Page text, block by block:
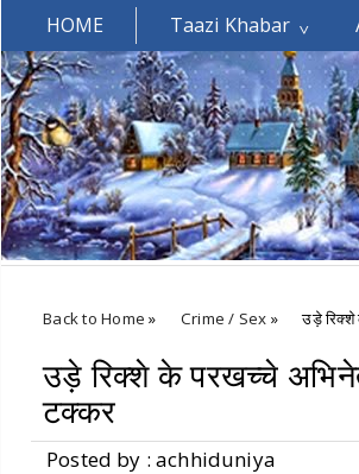
HOME Taazi Khabar
Welcomes You.....
Back to Home » Crime / Sex » उड़े रिक्शे
उड़े रिक्शे के परखच्चे
टक्कर
Posted by : achhiduniya